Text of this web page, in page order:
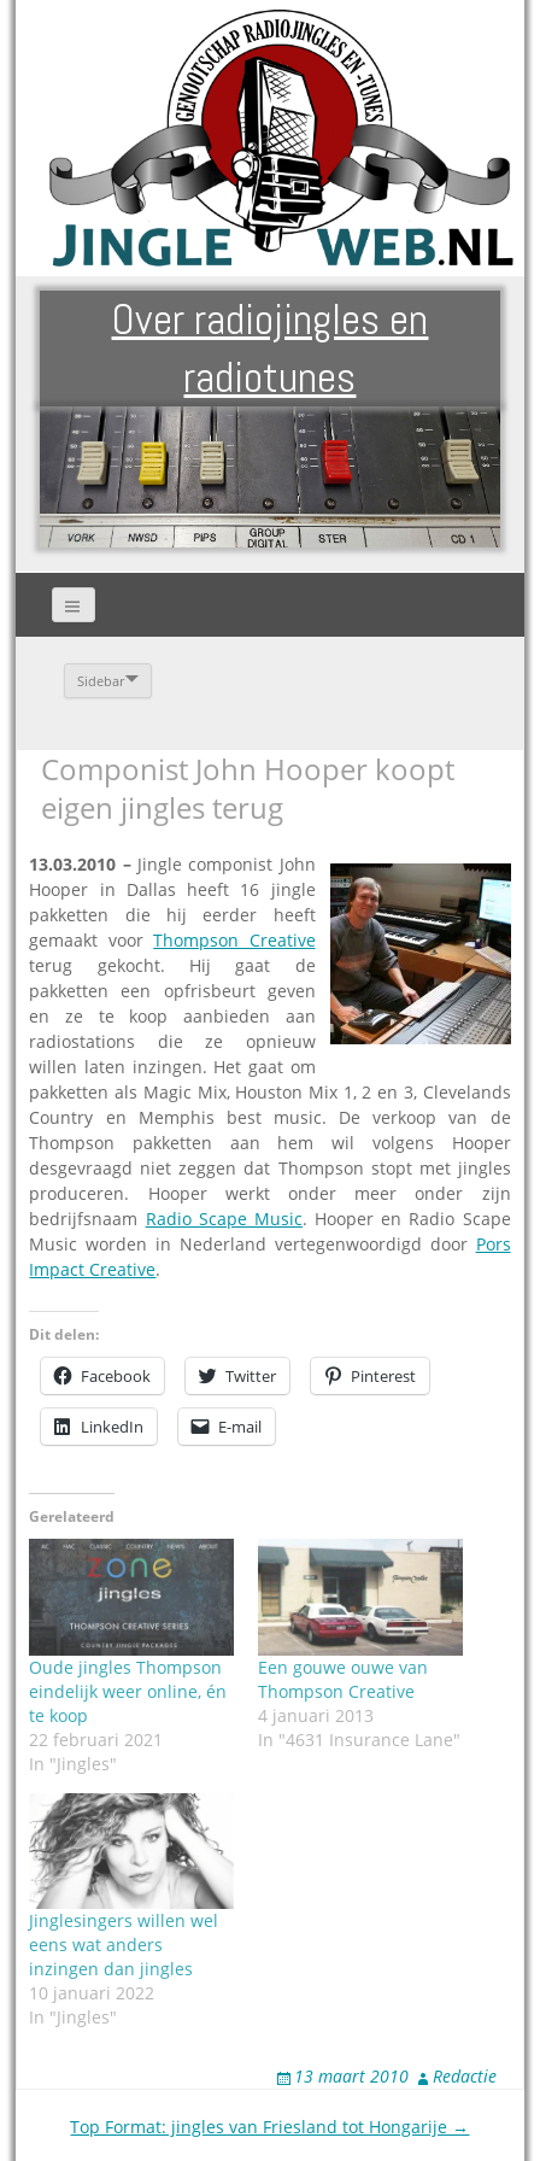
Over radiojingles en
radiotunes
Sidebar
Componist John Hooper koopt
eigen jingles terug
13.03.2010 – Jingle componist John
Hooper in Dallas heeft 16 jingle
pakketten die hij eerder heeft
gemaakt voorThompson Creative
terug gekocht. Hij gaat de
pakketten een opfrisbeurt geven
en ze te koop aanbieden aan
radiostations die ze opnieuw
willen laten inzingen. Het gaat om
pakketten als Magic Mix, Houston Mix 1, 2 en 3, Clevelands
Country en Memphis best music. De verkoop van de
Thompson pakketten aan hem wil volgens Hooper
desgevraagd niet zeggen dat Thompson stopt met jingles
produceren. Hooper werkt onder meer onder zijn
bedrijfsnaam Radio Scape Music. Hooper en Radio Scape
Music worden in Nederland vertegenwoordigd door Pors
Impact Creative.
Dit delen:
Facebook Twitter Pinterest
LinkedIn E-mail
Gerelateerd
Oude jingles Thompson
eindelijk weer online, én
te koop
22 februari 2021
In "Jingles"
Een gouwe ouwe van
Thompson Creative
4 januari 2013
In "4631 Insurance Lane"
Jinglesingers willen wel
eens wat anders
inzingen dan jingles
10 januari 2022
In "Jingles"
13 maart 2010 Redactie
PostTop Format: jingles van Friesland tot Hongarije →